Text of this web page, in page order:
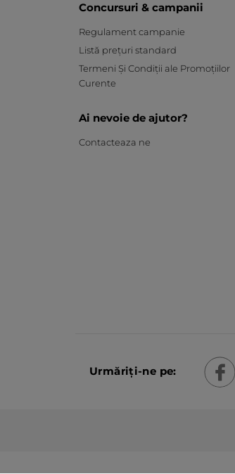
Concursuri & campanii
Regulament campanie
Listă prețuri standard
Termeni Și Condiții ale Promoțiilor
Curente
Ai nevoie de ajutor?
Contacteaza ne
Urmăriți-ne pe: